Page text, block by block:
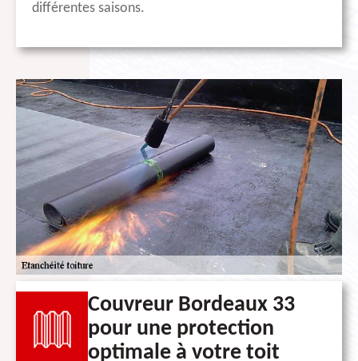
différentes saisons.
Couvreur Bordeaux 33
pour une protection
optimale à votre toit